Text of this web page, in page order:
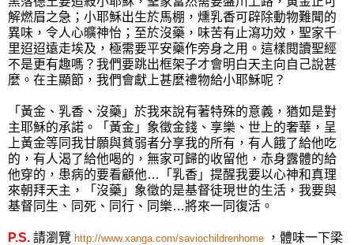
解燃眉之急；小耶穌出生於馬棚，燻乳香可辟除動物難聞的
異味，令人心曠神怡；至於沒藥，味苦有止瀉功效，聖家千
里迢迢遠走埃及，極需要平安藥作旁身之用。這樣閱讀聖經
不是更有趣嗎？我們要跳出框架子才會明白天主向自己說甚
麼。在主顯節，我們會獻上甚麼禮物給小耶穌呢？
「黃金、乳香、沒藥」於我來說有著特殊的意義，猶如是對
主耶穌的承諾。「黃金」象徵金錢、享樂、世上的奢華，呈
上黃金等同我甘願與貧弱者分享我的所有，有人餓了給他吃
的，有人渴了給他喝的，無家可歸的收留他，赤身露體的給
他穿的，患病的要看顧他…「乳香」提醒我要以心神和真理
來朝拜天主，「沒藥」象徵的是基督徒現世的生活，我要與
基督同生、同死、同行、同樂…將來一同復活。
P.S. 請瀏覽 http://www.xanga.com/saviochildrenhome ，體味一下梁